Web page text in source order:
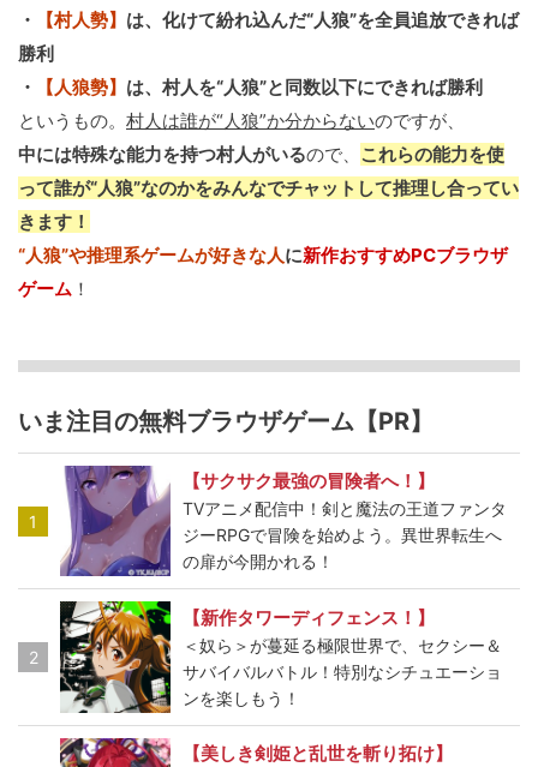
・
【村人勢】 は、化けて紛れ込んだ“人狼”を全員追放できれば
勝利
・
【人狼勢】 は、村人を“人狼”と同数以下にできれば勝利
というもの。 村人は誰が“人狼”か分からないのですが、
中には特殊な能力を持つ村人がいるので、 これらの能力を使
って誰が“人狼”なのかをみんなでチャットして推理し合ってい
きます！
“人狼”や推理系ゲームが好きな人に新作おすすめPCブラウザ
ゲーム ！
いま注目の無料ブラウザゲーム【PR】
1
【サクサク最強の冒険者へ！】
TVアニメ配信中！剣と魔法の王道ファンタ
ジーRPGで冒険を始めよう。異世界転生へ
の扉が今開かれる！
2
【新作タワーディフェンス！】
＜奴ら＞が蔓延る極限世界で、セクシー＆
サバイバルバトル！特別なシチュエーショ
ンを楽しもう！
【美しき剣姫と乱世を斬り拓け】